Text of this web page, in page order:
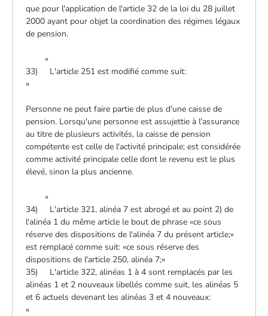
que pour l'application de l'article 32 de la loi du 28 juillet
2000 ayant pour objet la coordination des régimes légaux
de pension.
»
33) L'article 251 est modifié comme suit:
«
Personne ne peut faire partie de plus d'une caisse de
pension. Lorsqu'une personne est assujettie à l'assurance
au titre de plusieurs activités, la caisse de pension
compétente est celle de l'activité principale; est considérée
comme activité principale celle dont le revenu est le plus
élevé, sinon la plus ancienne.
»
34) L'article 321, alinéa 7 est abrogé et au point 2) de
l'alinéa 1 du même article le bout de phrase «ce sous
réserve des dispositions de l'alinéa 7 du présent article;»
est remplacé comme suit: «ce sous réserve des
dispositions de l'article 250, alinéa 7;»
35) L'article 322, alinéas 1 à 4 sont remplacés par les
alinéas 1 et 2 nouveaux libellés comme suit, les alinéas 5
et 6 actuels devenant les alinéas 3 et 4 nouveaux:
«